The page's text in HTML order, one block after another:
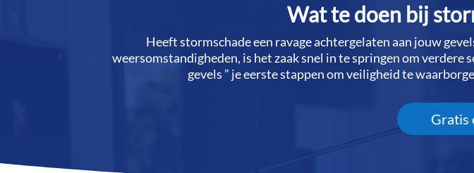
Wat te doen bij
Heeft stormschade een ravage achtergelaten aan jouw
weersomstandigheden, is het zaak snel in te springen om
gevels ” je eerste stappen om veiligheid te
Gratis